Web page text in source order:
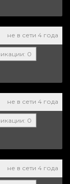
не в сети 4 года
0
не в сети 4 года
0
не в сети 4 года